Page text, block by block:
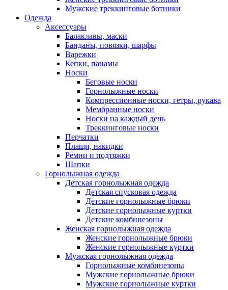
Мужские треккинговые ботинки
Одежда
Аксессуары
Балаклавы, маски
Банданы, повязки, шарфы
Варежки
Кепки, панамы
Носки
Беговые носки
Горнолыжные носки
Компрессионные носки, гетры, рукава
Мембранные носки
Носки на каждый день
Треккинговые носки
Перчатки
Плащи, накидки
Ремни и подтяжки
Шапки
Горнолыжная одежда
Детская горнолыжная одежда
Детская спусковая одежда
Детские горнолыжные брюки
Детские горнолыжные куртки
Детские комбинезоны
Женская горнолыжная одежда
Женские горнолыжные брюки
Женские горнолыжные куртки
Мужская горнолыжная одежда
Горнолыжные комбинезоны
Мужские горнолыжные брюки
Мужские горнолыжные куртки